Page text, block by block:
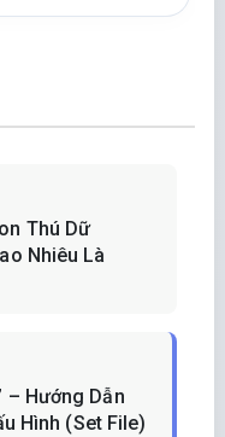
Thú Dữ
Nhiêu Là
– Hướng Dẫn
Hình (Set File)